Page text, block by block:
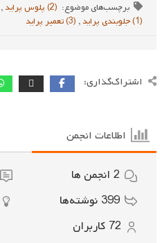
برچسب‌های موضوع: (2) پلوس پراید ,
(1) جلو‌بندی پراید
, (3) تعمیر پراید
اشتراک‌گذاری:
اطلاعات انجمن
2 انجمن ها
399 نوشته‌ها
72 کاربران